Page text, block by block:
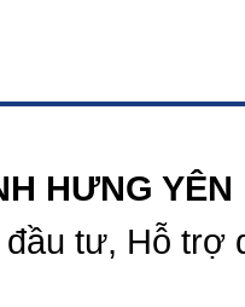
HƯNG YÊN
tư, Hỗ trợ